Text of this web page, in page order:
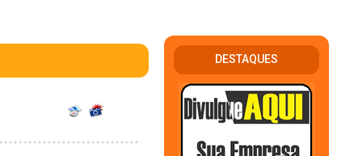
DESTAQUES